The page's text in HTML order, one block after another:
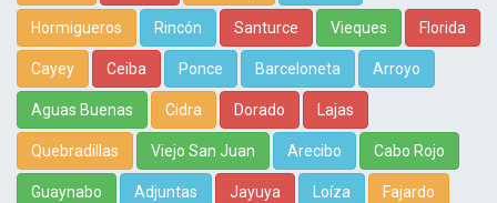
Hormigueros Rincón Santurce Vieques Florida
Cayey Ceiba Ponce Barceloneta Arroyo
Aguas Buenas Cidra Dorado Lajas
Quebradillas Viejo San Juan Arecibo Cabo Rojo
Guaynabo Adjuntas Jayuya Loíza Fajardo